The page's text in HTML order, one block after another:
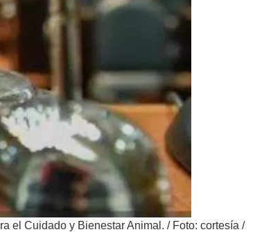
el Cuidado y Bienestar Animal. / Foto: cortesía /